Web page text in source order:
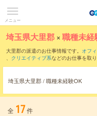
メニュー
埼玉県大里郡 ×職種未経
大里郡の派遣のお仕事情報です。 オフ
、 クリエイティブ系などのお仕事を取
埼玉県大里郡 / 職種未経験OK
全 17件